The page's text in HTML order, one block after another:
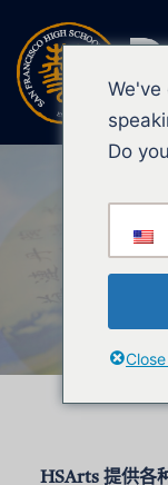
艺
艺
HSArts 提供各
Do